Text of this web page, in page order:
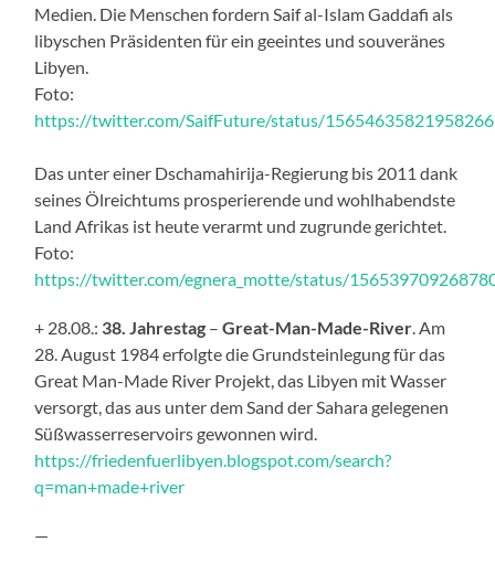
Medien. Die Menschen fordern Saif al-Islam Gaddafi als
libyschen Präsidenten für ein geeintes und souveränes
Libyen.
Foto:
https://twitter.com/SaifFuture/status/
Das unter einer Dschamahirija-Regierung bis 2011 dank
seines Ölreichtums prosperierende und wohlhabendste
Land Afrikas ist heute verarmt und zugrunde gerichtet.
Foto:
https://twitter.com/egnera_motte/status/
+ 28.08.: 38. Jahrestag –Great-Man-Made-River. Am
28. August 1984 erfolgte die Grundsteinlegung für das
Great Man-Made River Projekt, das Libyen mit Wasser
versorgt, das aus unter dem Sand der Sahara gelegenen
Süßwasserreservoirs gewonnen wird.
https://friedenfuerlibyen.blogspot.com/search?
q=man+made+river
—